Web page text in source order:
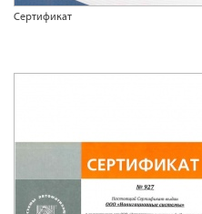
Сертификат